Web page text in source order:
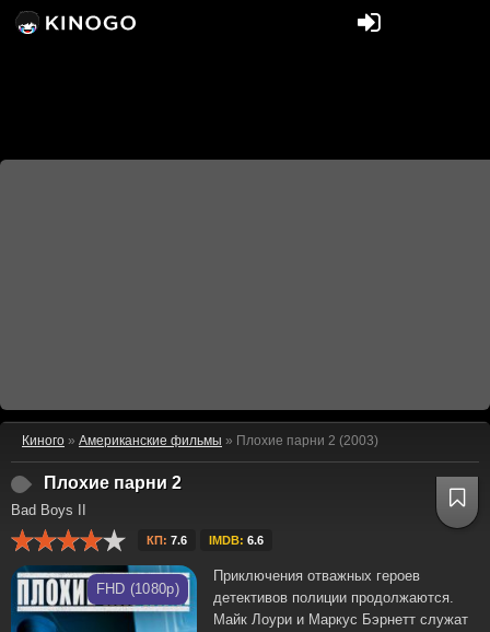
Киного » Американские фильмы » Плохие парни 2 (2003)
Плохие парни 2
Bad Boys II
КП: 7.6 IMDB: 6.6
FHD (1080p)
Приключения отважных героев
детективов полиции продолжаются.
Майк Лоури и Маркус Бэрнетт служат